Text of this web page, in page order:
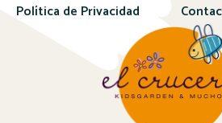
Política de Privacidad